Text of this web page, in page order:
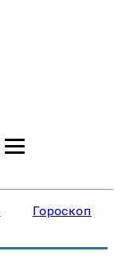
Гороскопы